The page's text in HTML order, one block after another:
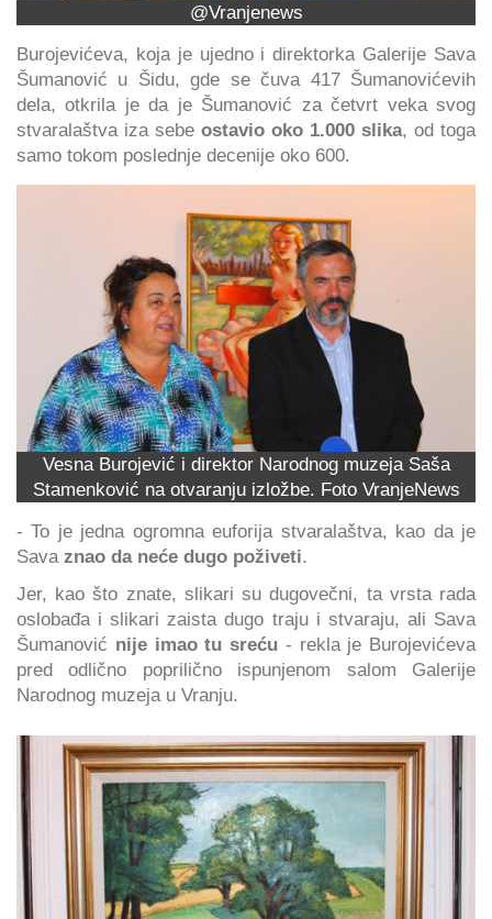
@Vranjenews
Burojevićeva, koja je ujedno i direktorka Galerije Sava
Šumanović u Šidu, gde se čuva 417 Šumanovićevih
dela, otkrila je da je Šumanović za četvrt veka svog
stvaralaštva iza sebe ostavio oko 1.000 slika, od toga
samo tokom poslednje decenije oko 600.
Vesna Burojević i direktor Narodnog muzeja Saša
Stamenković na otvaranju izložbe. Foto VranjeNews
- To je jedna ogromna euforija stvaralaštva, kao da je
Sava znao da neće dugo poživeti.
Jer, kao što znate, slikari su dugovečni, ta vrsta rada
oslobađa i slikari zaista dugo traju i stvaraju, ali Sava
Šumanović nije imao tu sreću - rekla je Burojevićeva
pred odlično poprilično ispunjenom salom Galerije
Narodnog muzeja u Vranju.